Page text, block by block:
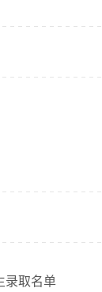
录取名单